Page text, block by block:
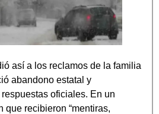
así a los reclamos de la familia
abandono estatal y
oficiales. En un
que recibieron “mentiras,